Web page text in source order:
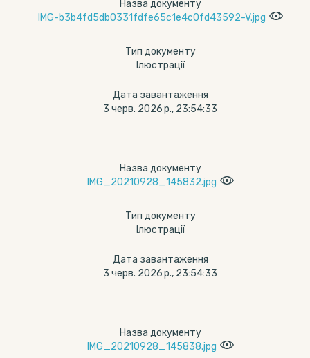
Назва документу
IMG-b3b4fd5db0331fdfe65c1e4c0fd43592-V.jpg
Тип документу
Ілюстрації
Дата завантаження
3 черв. 2026 р., 23:54:33
Назва документу
IMG_20210928_145832.jpg
Тип документу
Ілюстрації
Дата завантаження
3 черв. 2026 р., 23:54:33
Назва документу
IMG_20210928_145838.jpg